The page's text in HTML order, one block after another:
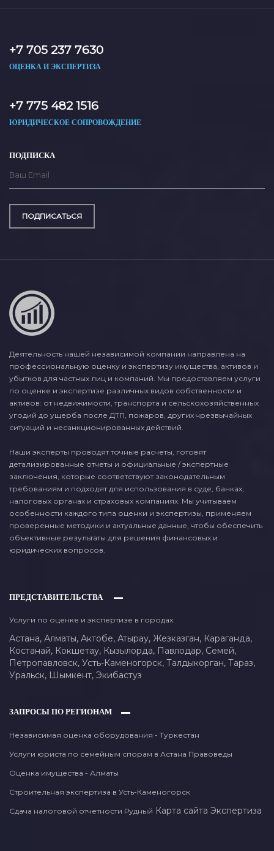
+7 705 237 7630
ОЦЕНКА И ЭКСПЕРТИЗА
+7 775 482 1516
ЮРИДИЧЕСКОЕ СОПРОВОЖДЕНИЕ
ПОДПИСКА
ПОДПИСАТЬСЯ
Деятельность нашей независимой компании направлена на
профессиональную оценку и экспертизу имущества, активов и
убытков для частных лиц и компаний. Мы предоставляем услуги
по оценке и экспертизе различных видов собственности и
активов: от недвижимости, транспорта и сельскохозяйственных
угодий до ущерба после ДТП, пожаров, других чрезвычайных
ситуаций и несанкционированных действий.
Наши эксперты проводят точные расчеты, готовят
детализированные отчеты и официальные / экспертные
заключения, которые соответствуют законодательным
требованиям и подходят для использования в суде, банках,
налоговых органах и страховых компаниях. Мы учитываем
особенности каждого типа оценки и экспертизы, применяем
проверенные методики и актуальные данные, чтобы обеспечить
объективные результаты для решения финансовых и
юридических вопросов.
ПРЕДСТАВИТЕЛЬСТВА
Услуги по оценке и экспертизе в городах:
Астана, Алматы, Актобе, Атырау, Жезказган, Караганда,
Костанай, Кокшетау, Кызылорда, Павлодар, Семей,
Петропавловск, Усть-Каменогорск, Талдыкорган, Тараз,
Уральск, Шымкент, Экибастуз
ЗАПРОСЫ ПО РЕГИОНАМ
Независимая оценка оборудования - Туркестан
Услуги юриста по семейным спорам в Астана Правоведы
Оценка имущества - Алматы
Строительная экспертиза в Усть-Каменогорск
Сдача налоговой отчетности Рудный Карта сайта Экспертиза